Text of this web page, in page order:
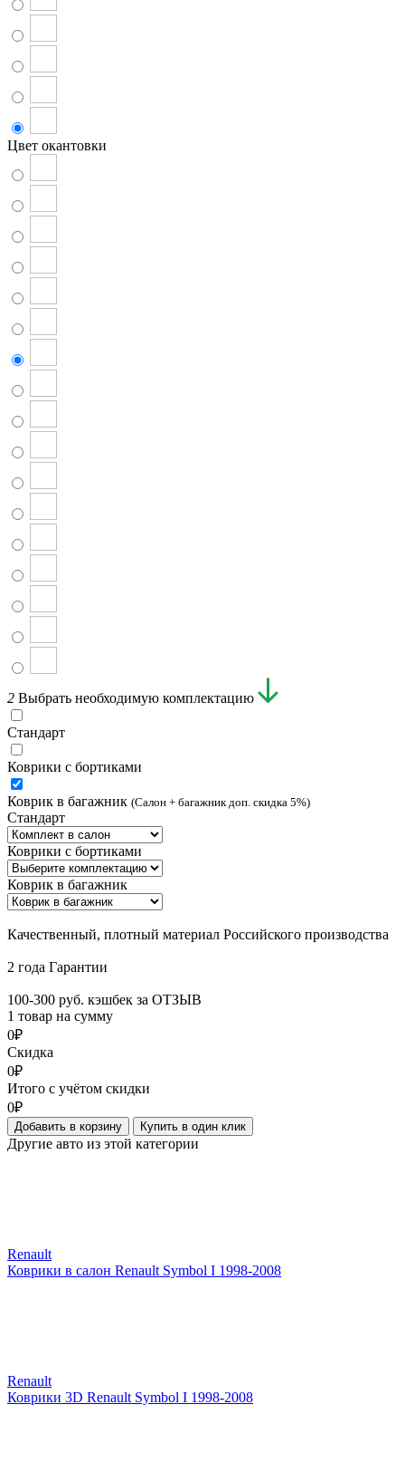
Цвет окантовки
2 Выбрать необходимую комплектацию
Стандарт
Коврики с бортиками
Коврик в багажник (Салон + багажник доп. скидка 5%)
Стандарт
Коврики с бортиками
Коврик в багажник
Качественный, плотный материал Российского производства
2 года Гарантии
100-300 руб. кэшбек за ОТЗЫВ
1 товар на сумму
0₽
Скидка
0₽
Итого с учётом скидки
0₽
Добавить в корзину Купить в один клик
Другие авто из этой категории
Renault
Коврики в салон Renault Symbol I 1998-2008
Renault
Коврики 3D Renault Symbol I 1998-2008